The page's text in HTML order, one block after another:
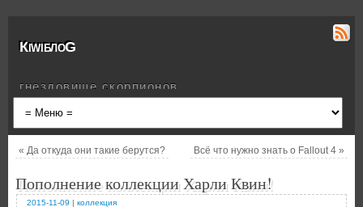
КiwiблоG
гнездовище скорпионов
« Да откуда они такие берутся? Всё что нужно знать о Fallout 4»
Пополнение коллекции Харли Квин!
2015-11-09 | коллекция